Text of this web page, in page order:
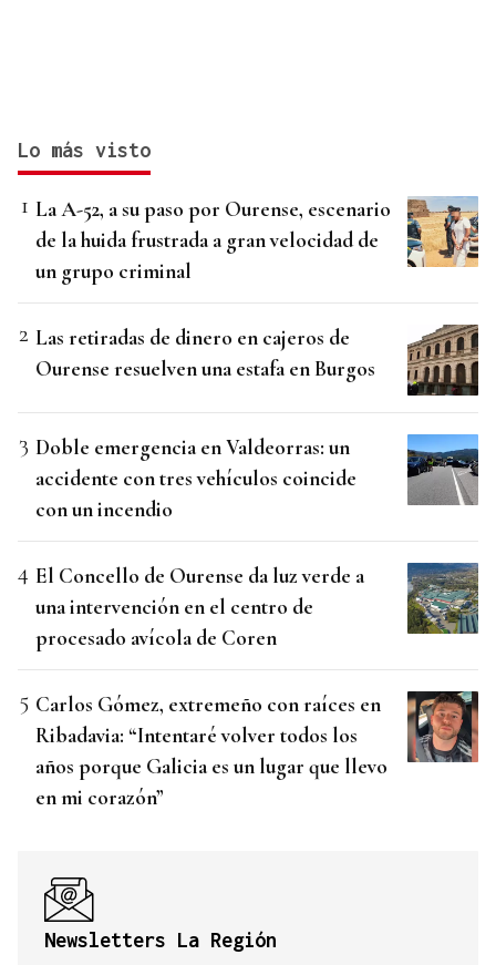
Lo más visto
La A-52, a su paso por Ourense, escenario
de la huida frustrada a gran velocidad de
un grupo criminal
Las retiradas de dinero en cajeros de
Ourense resuelven una estafa en Burgos
Doble emergencia en Valdeorras: un
accidente con tres vehículos coincide
con un incendio
El Concello de Ourense da luz verde a
una intervención en el centro de
procesado avícola de Coren
Carlos Gómez, extremeño con raíces en
Ribadavia: “Intentaré volver todos los
años porque Galicia es un lugar que llevo
en mi corazón”
Newsletters La Región